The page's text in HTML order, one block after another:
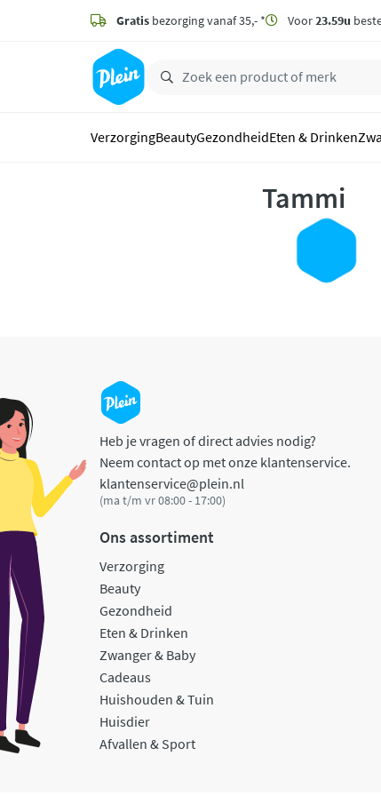
zoeken
hoofdinhoud
Gratis bezorging vanaf 35,- * Voor23.59u
VerzorgingBeautyGezondheidEten & Drinken
Tammi
Heb je vragen of direct advies nodig?
Neem contact op met onze klantenservice.
klantenservice@plein.nl
(ma t/m vr 08:00 - 17:00)
Ons assortiment
Verzorging
Beauty
Gezondheid
Eten & Drinken
Zwanger & Baby
Cadeaus
Huishouden & Tuin
Huisdier
Afvallen & Sport